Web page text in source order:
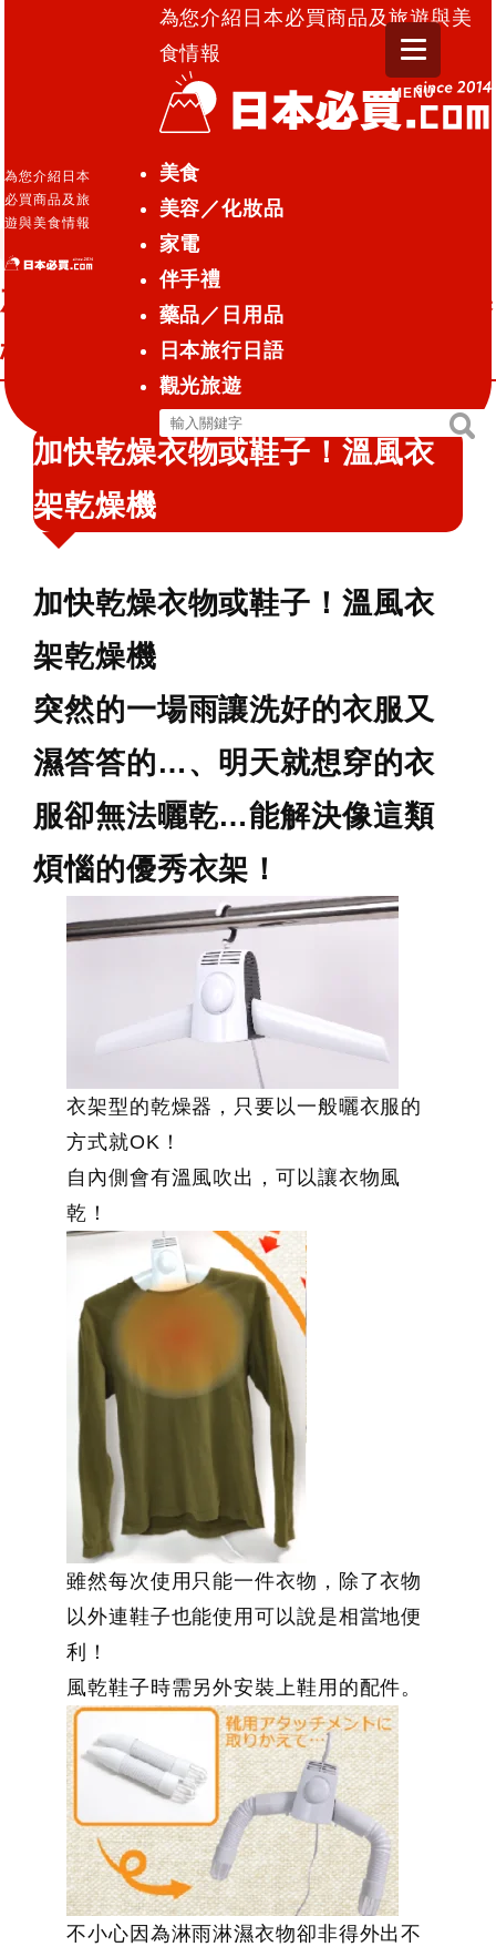
為您介紹日本
必買商品及旅
遊與美食情報
為您介紹日本必買商品及旅遊與美
食情報
美食
美容／化妝品
家電
伴手禮
藥品／日用品
日本旅行日語
觀光旅遊
搜
尋
搜
MENU
乾燥機
2016.09.23
加快乾燥衣物或鞋子！溫風衣架乾燥
機
加快乾燥衣物或鞋子！溫風衣
架乾燥機
加快乾燥衣物或鞋子！溫風衣
架乾燥機
突然的一場雨讓洗好的衣服又
濕答答的…、明天就想穿的衣
服卻無法曬乾…能解決像這類
煩惱的優秀衣架！
衣架型的乾燥器，只要以一般曬衣服的
方式就OK！
自內側會有溫風吹出，可以讓衣物風
乾！
雖然每次使用只能一件衣物，除了衣物
以外連鞋子也能使用可以說是相當地便
利！
風乾鞋子時需另外安裝上鞋用的配件。
不小心因為淋雨淋濕衣物卻非得外出不